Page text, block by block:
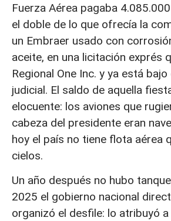
Fuerza Aérea pagaba
el doble de lo que ofrecía la
un Embraer usado con
aceite, en una licitación exprés
Regional One Inc. y ya está
judicial. El saldo de aquella
elocuente: los aviones que
cabeza del presidente eran
hoy el país no tiene flota aérea
cielos.
Un año después no hubo
2025 el gobierno nacional
organizó el desfile: lo atribuyó